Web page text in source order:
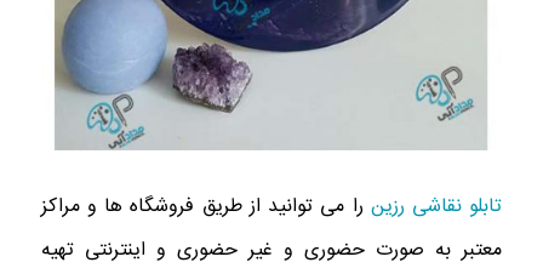
تابلو نقاشی رزین را می توانید از طریق فروشگاه ها و مراکز
معتبر به صورت حضوری و غیر حضوری و اینترنتی تهیه